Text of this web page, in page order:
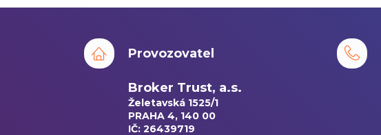
Provozovatel
Broker Trust, a.s.
Želetavská 1525/1
PRAHA 4, 140 00
IČ: 26439719